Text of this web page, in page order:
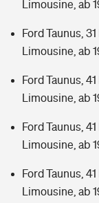
Limousine, ab
Ford Taunus,
Limousine, ab
Ford Taunus,
Limousine, ab
Ford Taunus,
Limousine, ab
Ford Taunus,
Limousine, ab